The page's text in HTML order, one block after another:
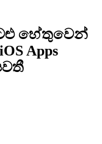
හේතුවෙන්
Apps